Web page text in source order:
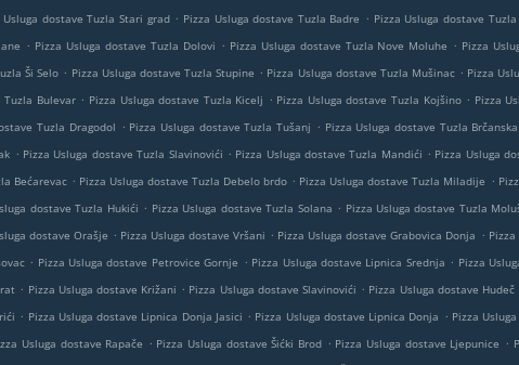
Usluga dostave Tuzla Stari grad . Pizza Usluga dostave Tuzla Badre . Pizza Usluga dostave
. Pizza Usluga dostave Tuzla Dolovi . Pizza Usluga dostave Tuzla Nove Moluhe . Pizza
Ši Selo . Pizza Usluga dostave Tuzla Stupine . Pizza Usluga dostave Tuzla Mušinac . Pizza
Tuzla Bulevar . Pizza Usluga dostave Tuzla Kicelj . Pizza Usluga dostave Tuzla Kojšino . Pizza
Tuzla Dragodol . Pizza Usluga dostave Tuzla Tušanj . Pizza Usluga dostave Tuzla
. Pizza Usluga dostave Tuzla Slavinovići . Pizza Usluga dostave Tuzla Mandići . Pizza Usluga
Bećarevac . Pizza Usluga dostave Tuzla Debelo brdo . Pizza Usluga dostave Tuzla Miladije .
dostave Tuzla Hukići . Pizza Usluga dostave Tuzla Solana . Pizza Usluga dostave Tuzla
dostave Orašje . Pizza Usluga dostave Vršani . Pizza Usluga dostave Grabovica Donja .
. Pizza Usluga dostave Petrovice Gornje . Pizza Usluga dostave Lipnica Srednja . Pizza
. Pizza Usluga dostave Križani . Pizza Usluga dostave Slavinovići . Pizza Usluga dostave Hudeč
. Pizza Usluga dostave Lipnica Donja Jasici . Pizza Usluga dostave Lipnica Donja . Pizza
Usluga dostave Rapače . Pizza Usluga dostave Šićki Brod . Pizza Usluga dostave Ljepunice .